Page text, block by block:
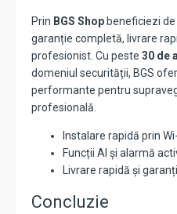
Prin BGS Shop beneficiezi
garanție completă, livrare
profesionist. Cu peste 30 de
domeniul securității, BGS
performante pentru
profesională.
Instalare rapidă prin
Funcții AI și alarmă
Livrare rapidă și
Concluzie